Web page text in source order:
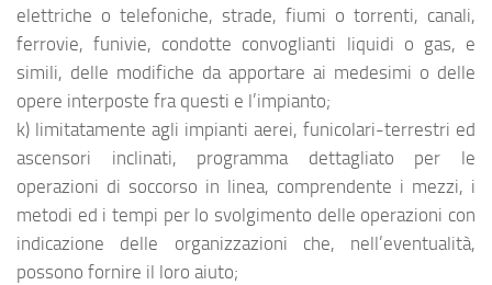
elettriche o telefoniche, strade, fiumi o torrenti, canali,
ferrovie, funivie, condotte convoglianti liquidi o gas, e
simili, delle modifiche da apportare ai medesimi o delle
opere interposte fra questi e l’impianto;
k) limitatamente agli impianti aerei, funicolari-terrestri ed
ascensori inclinati, programma dettagliato per le
operazioni di soccorso in linea, comprendente i mezzi, i
metodi ed i tempi per lo svolgimento delle operazioni con
indicazione delle organizzazioni che, nell’eventualità,
possono fornire il loro aiuto;